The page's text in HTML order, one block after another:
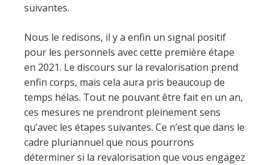
suivantes.
Nous le redisons, il y a enfin un signal positif
pour les personnels avec cette première étape
en 2021. Le discours sur la revalorisation prend
enfin corps, mais cela aura pris beaucoup de
temps hélas. Tout ne pouvant être fait en un an,
ces mesures ne prendront pleinement sens
qu’avec les étapes suivantes. Ce n’est que dans le
cadre pluriannuel que nous pourrons
déterminer si la revalorisation que vous engagez